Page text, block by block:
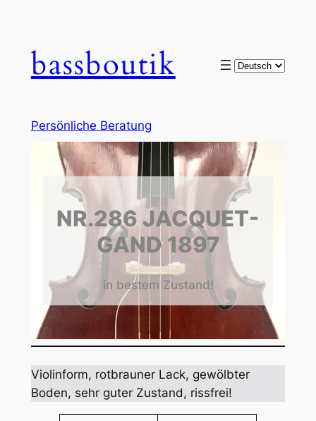
bassboutik
Choose
Persönliche Beratung
NR.286 JACQUET-
GAND 1897
in bestem Zustand!
Violinform, rotbrauner Lack, gewölbter
Boden, sehr guter Zustand, rissfrei!